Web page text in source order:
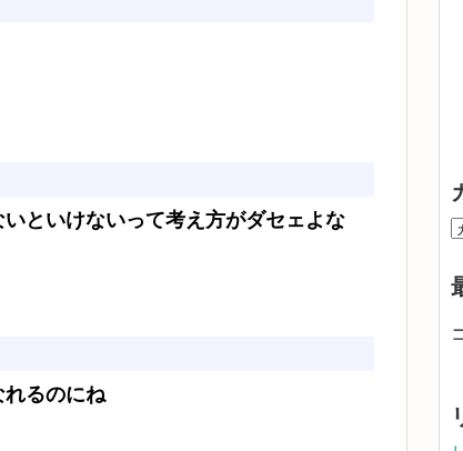
といけないって考え方がダセェよな
れるのにね